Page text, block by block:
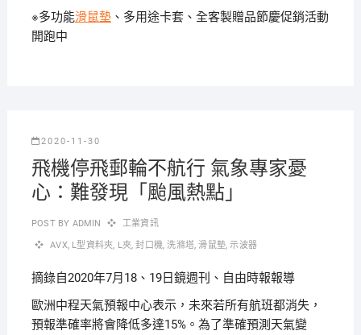
※多功能滑鼠墊、多用途卡套、全客製贈品節慶促銷活動
開跑中
2020-11-30
飛機停飛郵輪不航行 氣象專家憂
心：難發現「颱風熱點」
POST BY ADMIN 工業資訊
AVX, L型資料夾, L夾,封口機,洗滌塔,滑鼠墊,示波器
摘錄自2020年7月18、19日鏡週刊、自由時報報導
歐洲中程天氣預報中心表示，未來若所有航班都消失，
預報準確率將會降低多達15%。為了準確預測天氣變